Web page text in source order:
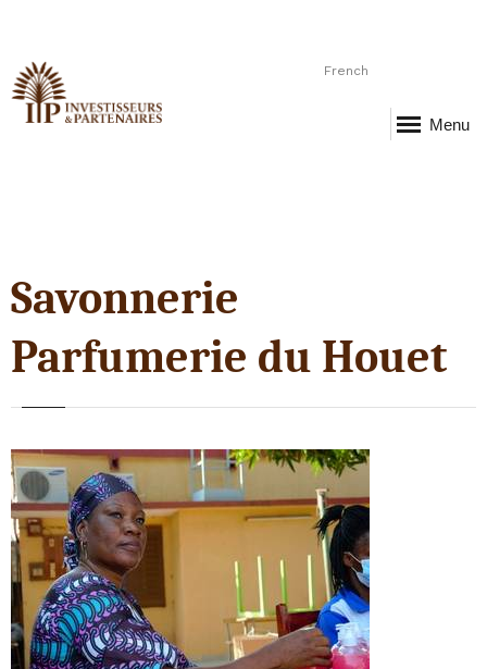
French
Menu
Savonnerie
Parfumerie du Houet